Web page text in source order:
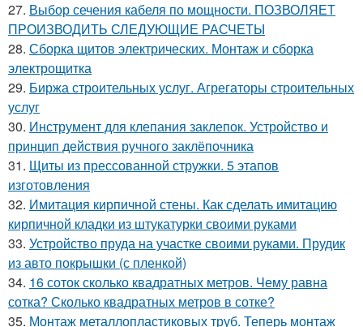
27. Выбор сечения кабеля по мощности. ПОЗВОЛЯЕТ
ПРОИЗВОДИТЬ СЛЕДУЮЩИЕ РАСЧЕТЫ
28. Сборка щитов электрических. Монтаж и сборка
электрощитка
29. Биржа строительных услуг. Агрегаторы строительных
услуг
30. Инструмент для клепания заклепок. Устройство и
принцип действия ручного заклёпочника
31. Щиты из прессованной стружки. 5 этапов
изготовления
32. Имитация кирпичной стены. Как сделать имитацию
кирпичной кладки из штукатурки своими руками
33. Устройство пруда на участке своими руками. Прудик
из авто покрышки (с пленкой)
34. 16 соток сколько квадратных метров. Чему равна
сотка? Сколько квадратных метров в сотке?
35. Монтаж металлопластиковых труб. Теперь монтаж